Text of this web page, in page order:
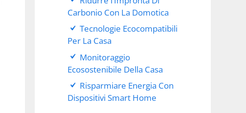
Carbonio Con La Domotica
Tecnologie Ecocompatibili
Per La Casa
Monitoraggio
Ecosostenibile Della Casa
Risparmiare Energia Con
Dispositivi Smart Home